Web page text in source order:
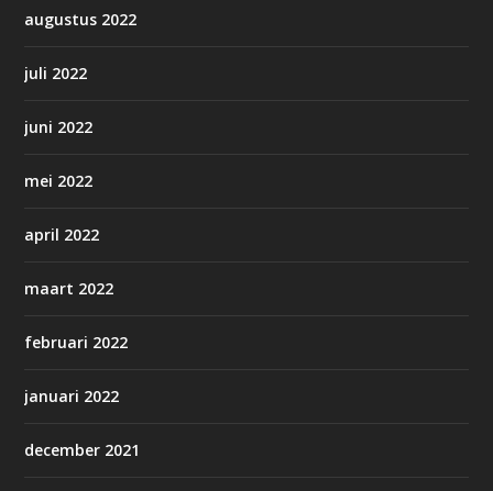
augustus 2022
juli 2022
juni 2022
mei 2022
april 2022
maart 2022
februari 2022
januari 2022
december 2021